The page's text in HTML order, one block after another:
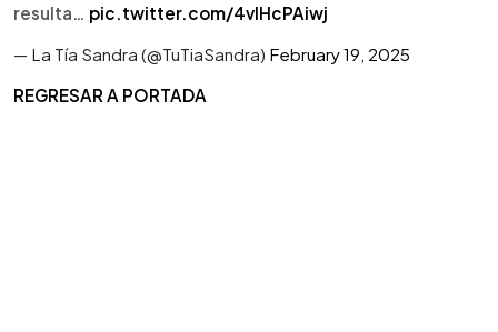
resulta… pic.twitter.com/4vlHcPAiwj
— La Tía Sandra (@TuTiaSandra) February 19, 2025
REGRESAR A PORTADA